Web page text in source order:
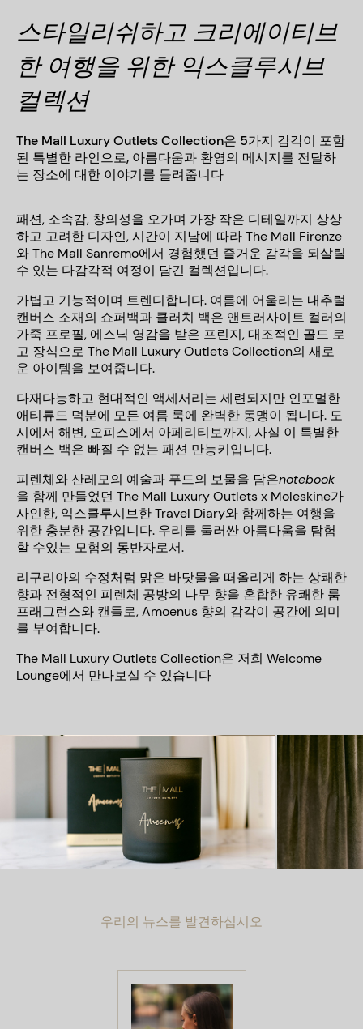
스타일리쉬하고 크리에이티브
한 여행을 위한 익스클루시브
컬렉션
The Mall Luxury Outlets Collection은 5가지 감각이 포함
된 특별한 라인으로, 아름다움과 환영의 메시지를 전달하
는 장소에 대한 이야기를 들려줍니다
패션, 소속감, 창의성을 오가며 가장 작은 디테일까지 상상
하고 고려한 디자인,시간이 지남에 따라The Mall Firenze
와The Mall Sanremo에서 경험했던 즐거운 감각을 되살릴
수 있는 다감각적 여정이 담긴 컬렉션입니다.
가볍고 기능적이며 트렌디합니다. 여름에 어울리는 내추럴
캔버스 소재의 쇼퍼백과 클러치 백은 앤트러사이트 컬러의
가죽 프로필, 에스닉 영감을 받은 프린지,대조적인 골드 로
고 장식으로 The Mall Luxury Outlets Collection의 새로
운 아이템을 보여줍니다.
다재다능하고 현대적인 액세서리는 세련되지만 인포멀한
애티튜드 덕분에 모든 여름 룩에 완벽한 동맹이 됩니다. 도
시에서 해변, 오피스에서 아페리티보까지,사실 이 특별한
캔버스 백은 빠질 수 없는 패션 만능키입니다.
피렌체와 산레모의 예술과 푸드의 보물을 담은notebook
을 함께 만들었던 The Mall Luxury Outlets x Moleskine가
사인한, 익스클루시브한Travel Diary와 함께하는 여행을
위한 충분한 공간입니다. 우리를 둘러싼 아름다움을 탐험
할 수있는 모험의 동반자로서.
리구리아의 수정처럼 맑은 바닷물을 떠올리게 하는 상쾌한
향과 전형적인 피렌체 공방의 나무 향을 혼합한 유쾌한 룸
프래그런스와 캔들로, Amoenus 향의 감각이 공간에 의미
를 부여합니다.
The Mall Luxury Outlets Collection은 저희 Welcome
Lounge에서 만나보실 수 있습니다
우리의 뉴스를 발견하십시오